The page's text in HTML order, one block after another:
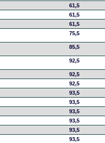
61,5
61,5
61,5
75,5
85,5
92,5
92,5
92,5
93,5
93,5
93,5
93,5
93,5
93,5